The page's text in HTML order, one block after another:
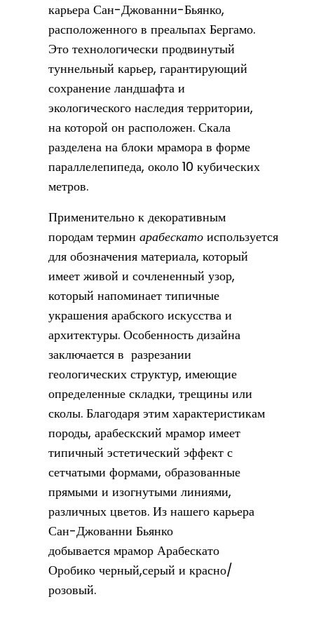
карьера Сан-Джованни-Бьянко,
расположенного в преальпах Бергамо.
Это технологически продвинутый
туннельный карьер, гарантирующий
сохранение ландшафта и
экологического наследия территории,
на которой он расположен. Скала
разделена на блоки мрамора в форме
параллелепипеда, около 10 кубических
метров.
Применительно к декоративным
породам термин арабескатоиспользуется
для обозначения материала, который
имеет живой и сочлененный узор,
который напоминает типичные
украшения арабского искусства и
архитектуры. Особенность дизайна
заключается в разрезании
геологических структур, имеющие
определенные складки, трещины или
сколы. Благодаря этим характеристикам
породы, арабескский мрамор имеет
типичный эстетический эффект с
сетчатыми формами, образованные
прямыми и изогнутыми линиями,
различных цветов. Из нашего карьера
Сан-Джованни Бьянко
добывается мрамор Арабескато
Оробико черный,серый и красно/
розовый.